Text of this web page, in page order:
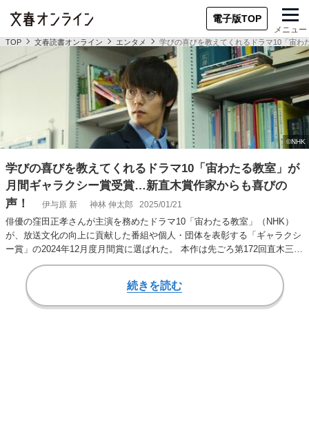
電子版TOP
メニュー
TOP 文春読書オンライン エンタメ 学びの喜びを教えてくれるドラマ10「宙
学びの喜びを教えてくれるドラマ10「宙わたる教室」が
月間ギャラクシー賞受賞…新直木賞作家からも喜びの
声！
伊与原 新 神林 伸太郎 2025/01/21
俳優の窪田正孝さんが主演を務めたドラマ10「宙わたる教室」（NHK）
が、放送文化の向上に貢献した番組や個人・団体を表彰する「ギャラクシ
ー賞」の2024年12月度月間賞に選ばれた。 本作は先ごろ第172回直木三十
続きを読む